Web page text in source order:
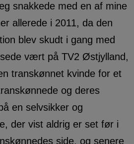
snakkede med en af mine
allerede i 2011, da den
blev skudt i gang med
vært på TV2 Østjylland,
transkønnet kvinde for et
og deres
en selvsikker og
der vist aldrig er set før i
side, og senere